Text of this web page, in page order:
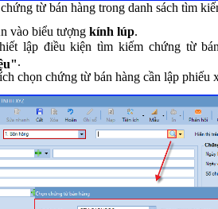
từ bán hàng trong danh sách tìm
vào biểu tượng kính lúp.
lập điều kiện tìm kiếm chứng từ
.
chọn chứng từ bán hàng cần lập phiếu